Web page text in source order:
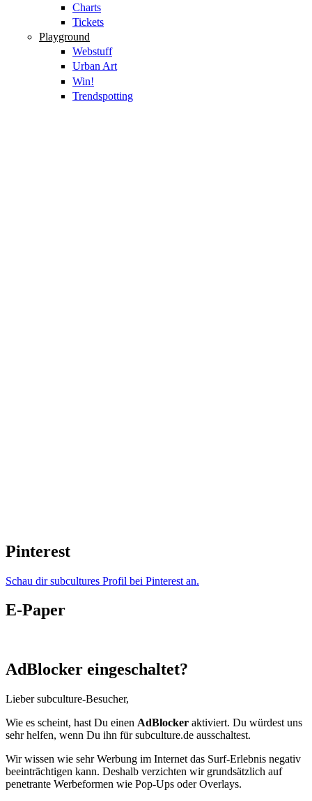
Charts
Tickets
Playground
Webstuff
Urban Art
Win!
Trendspotting
Pinterest
Schau dir subcultures Profil bei Pinterest an.
E-Paper
AdBlocker eingeschaltet?
Lieber subculture-Besucher,
Wie es scheint, hast Du einen AdBlocker aktiviert. Du würdest uns
sehr helfen, wenn Du ihn für subculture.de ausschaltest.
Wir wissen wie sehr Werbung im Internet das Surf-Erlebnis negativ
beeinträchtigen kann. Deshalb verzichten wir grundsätzlich auf
penetrante Werbeformen wie Pop-Ups oder Overlays.